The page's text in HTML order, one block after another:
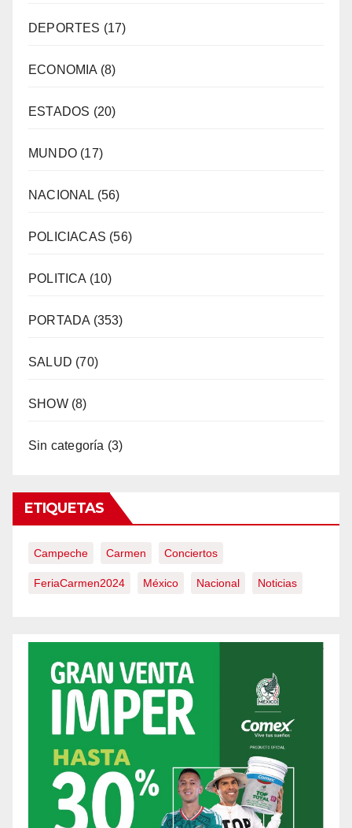
DEPORTES (17)
ECONOMIA (8)
ESTADOS (20)
MUNDO (17)
NACIONAL (56)
POLICIACAS (56)
POLITICA (10)
PORTADA (353)
SALUD (70)
SHOW(8)
Sin categoría (3)
ETIQUETAS
Campeche Carmen Conciertos
FeriaCarmen2024 México Nacional Noticias